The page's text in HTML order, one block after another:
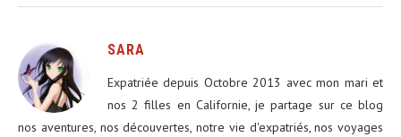
SARA
Expatriée depuis Octobre 2013 avec mon mari et
nos 2 filles en Californie, je partage sur ce blog
nos aventures, nos découvertes, notre vie d'expatriés, nos voyages